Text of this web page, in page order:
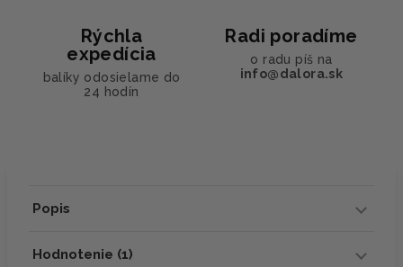
Rýchla
expedícia
balíky odosielame do
24 hodín
Radi poradíme
o radu píš na
info@dalora.sk
Popis
Hodnotenie (1)